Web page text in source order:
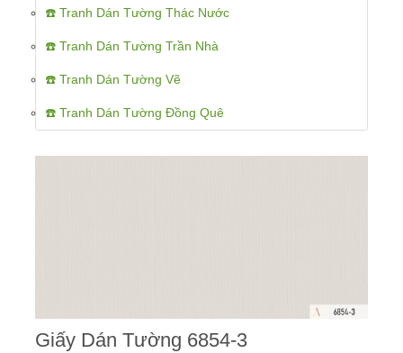
☎️ Tranh Dán Tường Thác Nước
☎️ Tranh Dán Tường Trần Nhà
☎️ Tranh Dán Tường Vẽ
☎️ Tranh Dán Tường Đồng Quê
Giấy Dán Tường 6854-3